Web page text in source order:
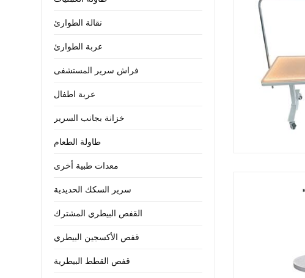
نقالة الطوارئ
عربة الطوارئ
فراش سرير المستشفى
عربة اطفال
خزانة بجانب السرير
طاولة الطعام
معدات طبية أخرى
سرير السكك الحديدية
القفص البيطري المشترك
قفص الأكسجين البيطري
قفص القطط البيطرية